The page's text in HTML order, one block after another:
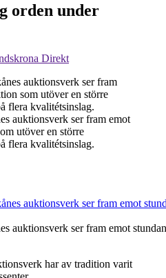
orden under
Direkt
auktionsverk ser fram emot
utöver en större
flera kvalitétsinslag.
auktionsverk ser fram emot
har av tradition varit